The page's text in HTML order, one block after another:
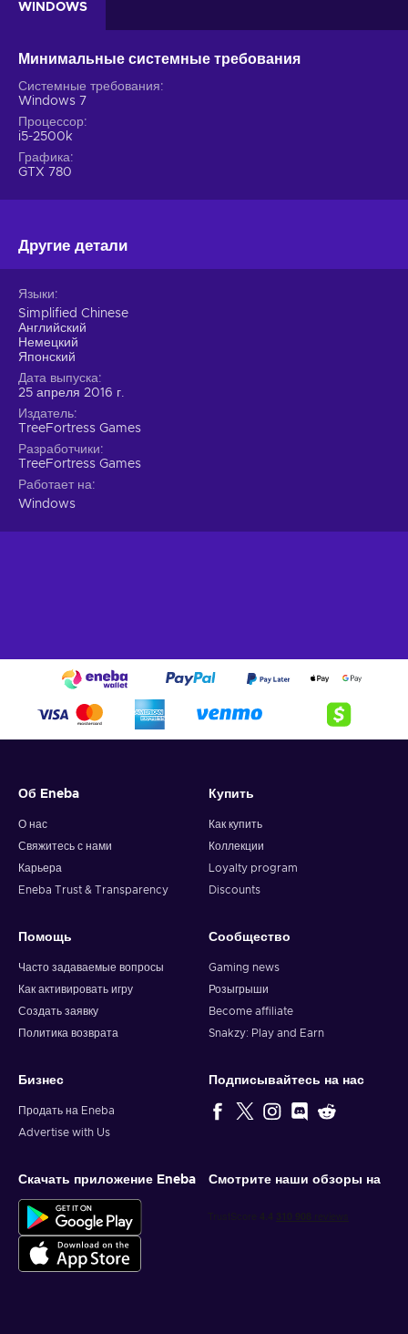
WINDOWS
Минимальные системные требования
Системные требования
Windows 7
Процессор
i5-2500k
Графика
GTX 780
Другие детали
Языки
Simplified Chinese
Английский
Немецкий
Японский
Дата выпуска
25 апреля 2016 г.
Издатель
TreeFortress Games
Разработчики
TreeFortress Games
Работает на
Windows
Об Eneba
О нас
Свяжитесь с нами
Карьера
Eneba Trust & Transparency
Купить
Как купить
Коллекции
Loyalty program
Discounts
Помощь
Часто задаваемые вопросы
Как активировать игру
Создать заявку
Политика возврата
Сообщество
Gaming news
Розыгрыши
Become affiliate
Snakzy: Play and Earn
Бизнес
Продать на Eneba
Advertise with Us
Подписывайтесь на нас
Скачать приложение Eneba Смотрите наши обзоры на